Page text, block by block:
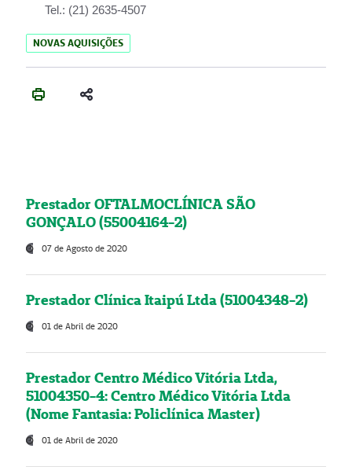
Tel.: (21) 2635-4507
NOVAS AQUISIÇÕES
Prestador OFTALMOCLÍNICA SÃO
GONÇALO (55004164-2)
07 de Agosto de 2020
Prestador Clínica Itaipú Ltda (51004348-2)
01 de Abril de 2020
Prestador Centro Médico Vitória Ltda,
51004350-4: Centro Médico Vitória Ltda
(Nome Fantasia: Policlínica Master)
01 de Abril de 2020